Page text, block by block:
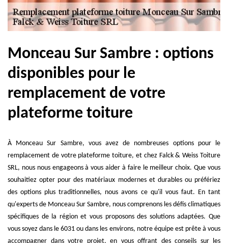
Monceau Sur Sambre : options
disponibles pour le
remplacement de votre
plateforme toiture
À Monceau Sur Sambre, vous avez de nombreuses options pour le
remplacement de votre plateforme toiture, et chez Falck & Weiss Toiture
SRL, nous nous engageons à vous aider à faire le meilleur choix. Que vous
souhaitiez opter pour des matériaux modernes et durables ou préfériez
des options plus traditionnelles, nous avons ce qu'il vous faut. En tant
qu'experts de Monceau Sur Sambre, nous comprenons les défis climatiques
spécifiques de la région et vous proposons des solutions adaptées. Que
vous soyez dans le 6031 ou dans les environs, notre équipe est prête à vous
accompagner dans votre projet, en vous offrant des conseils sur les